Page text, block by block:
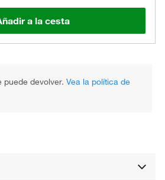
a la cesta
puede devolver.Vea la política de